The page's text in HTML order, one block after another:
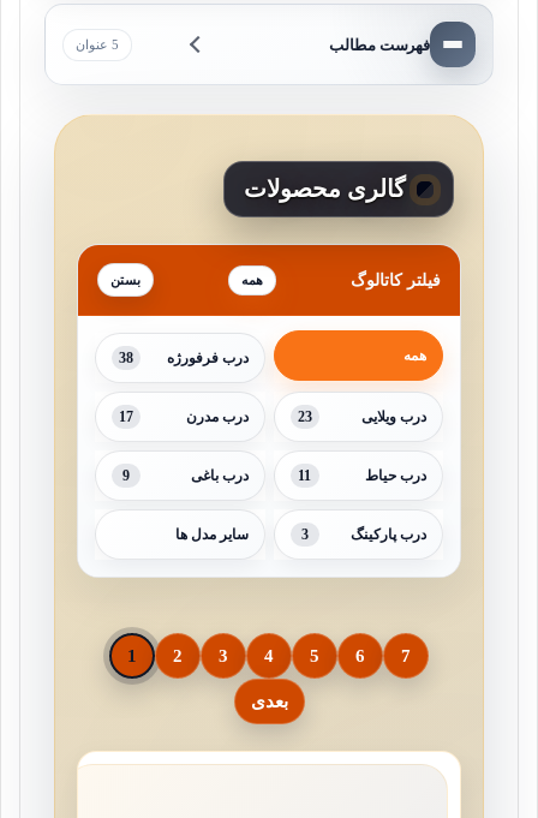
فهرست مطالب 5 عنوان
گالری محصولات
فیلتر کاتالوگ همه
همه درب فرفورژه 38
درب ویلایی 23 درب مدرن 17
درب حیاط 11 درب باغی 9
درب پارکینگ 3 سایر مدل ها
1 2 3 4 5 6 7
بعدی